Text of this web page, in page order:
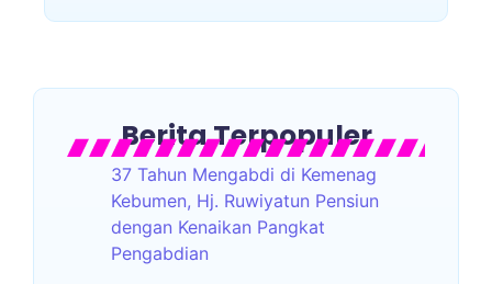
Berita Terpopuler
37 Tahun Mengabdi di Kemenag
Kebumen, Hj. Ruwiyatun Pensiun
dengan Kenaikan Pangkat
Pengabdian